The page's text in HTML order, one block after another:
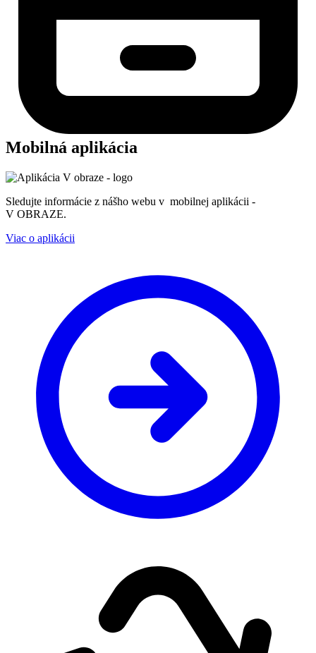
Mobilná aplikácia
Sledujte informácie z nášho webu v mobilnej aplikácii -
V OBRAZE.
Viac o aplikácii